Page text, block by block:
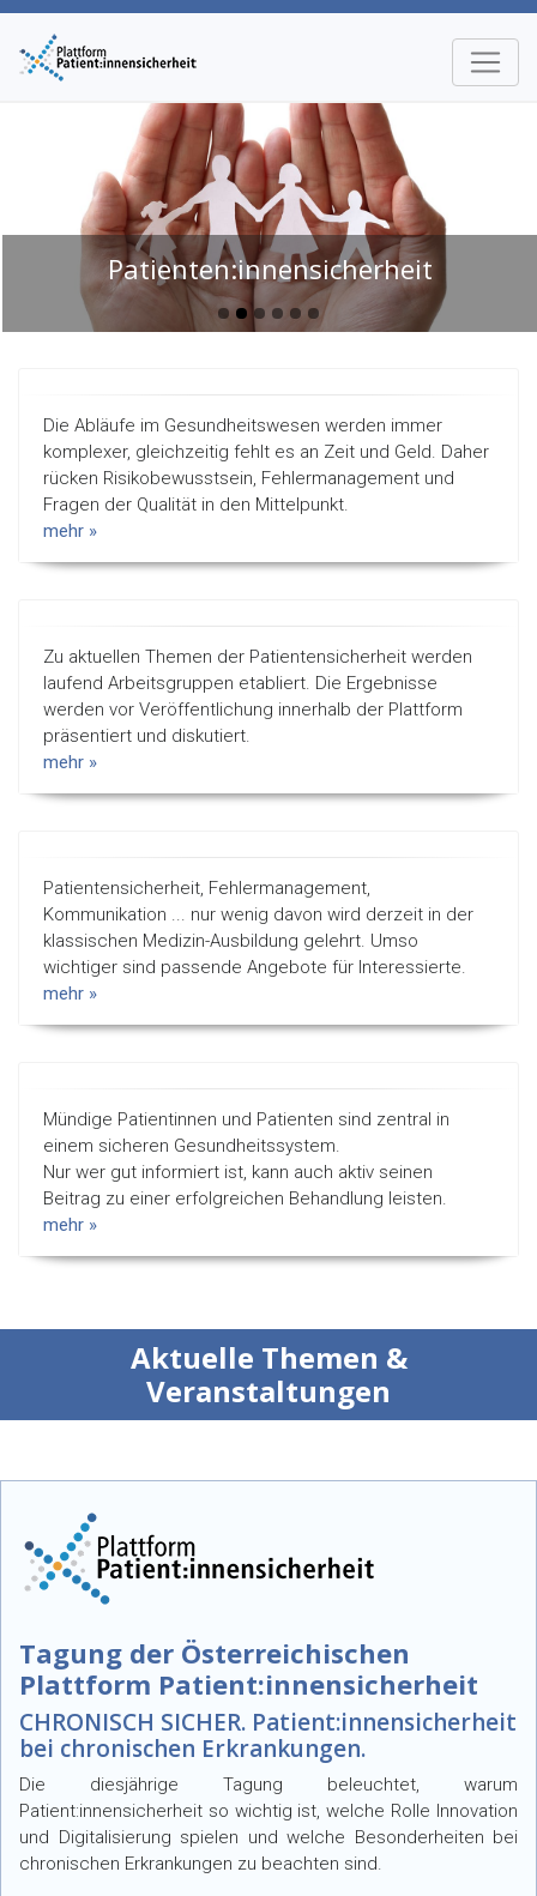
Patienten:innensicherheit
Die Abläufe im Gesundheits­wesen werden immer
komplexer, gleichzeitig fehlt es an Zeit und Geld. Daher
rücken Risikobewusstsein, Fehler­management und
Fragen der Qualität in den Mittelpunkt.
mehr »
Zu aktuellen Themen der Patientensicherheit werden
laufend Arbeitsgruppen etabliert. Die Ergebnisse
werden vor Veröffentlichung innerhalb der Plattform
präsentiert und diskutiert.
mehr »
Patientensicherheit, Fehler­management,
Kommunikation ... nur wenig davon wird derzeit in der
klassischen Medizin-Ausbildung gelehrt. Umso
wichtiger sind passende Angebote für Interessierte.
mehr »
Mündige Patientinnen und Patienten sind zentral in
einem sicheren Gesundheitssystem.
Nur wer gut informiert ist, kann auch aktiv seinen
Beitrag zu einer erfolgreichen Behandlung leisten.
mehr »
Aktuelle Themen &
Veranstaltungen
Tagung der Österreichischen
Plattform Patient:innensicherheit
CHRONISCH SICHER. Patient:innensicherheit
bei chronischen Erkrankungen.
Die diesjährige Tagung beleuchtet, warum
Patient:innensicherheit so wichtig ist, welche Rolle Innovation
und Digitalisierung spielen und welche Besonderheiten bei
chronischen Erkrankungen zu beachten sind.